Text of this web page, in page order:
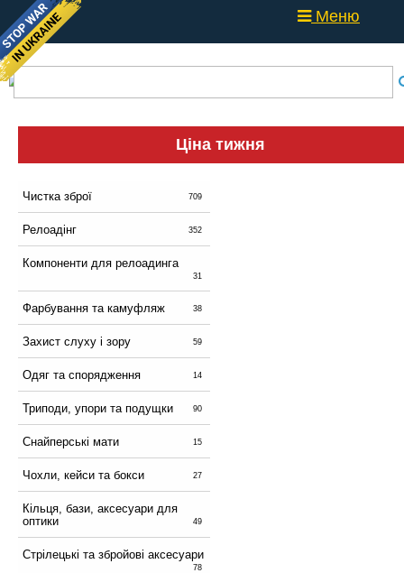
Меню
Ціна тижня
Чистка зброї 709
Релоадінг 352
Компоненти для релоадинга
31
Фарбування та камуфляж 38
Захист слуху і зору 59
Одяг та спорядження 14
Триподи, упори та подущки 90
Снайперські мати 15
Чохли, кейси та бокси 27
Кільця, бази, аксесуари для
оптики
49
Стрілецькі та збройові аксесуари
78